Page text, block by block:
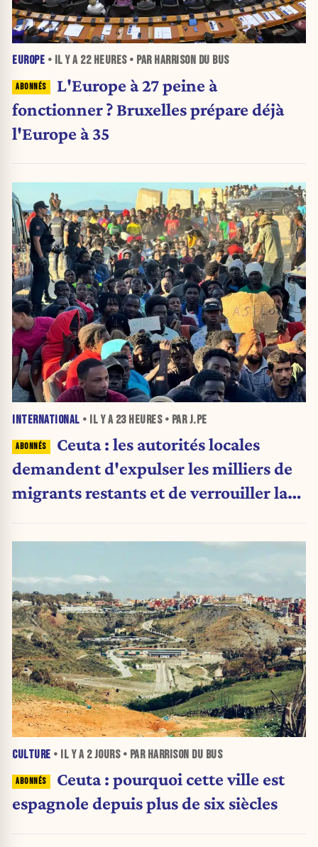
EUROPE • IL Y A 22 HEURES• PAR HARRISON DU BUS
L'Europe à 27 peine à
fonctionner ? Bruxelles prépare déjà
l'Europe à 35
INTERNATIONAL • IL Y A 23 HEURES• PAR J.PE
Ceuta : les autorités locales
demandent d'expulser les milliers de
migrants restants et de verrouiller la
CULTURE • IL Y A 2 JOURS• PAR HARRISON DU BUS
Ceuta : pourquoi cette ville est
espagnole depuis plus de six siècles